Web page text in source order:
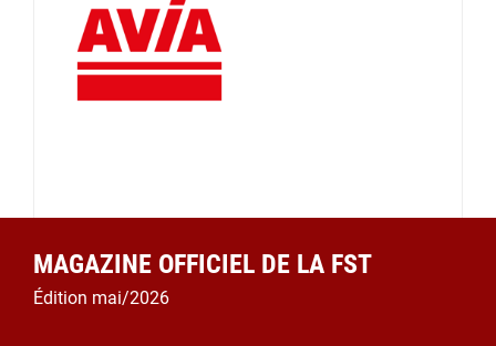
MAGAZINE OFFICIEL DE LA FST
Édition mai/2026